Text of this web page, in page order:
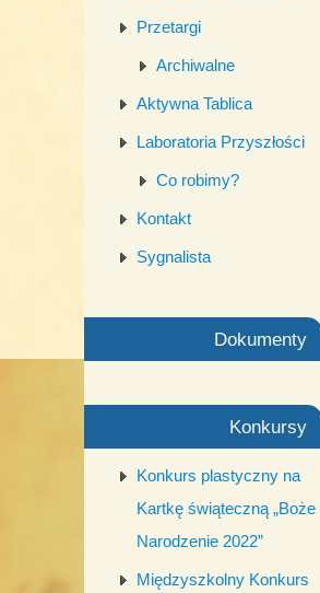
Przetargi
Archiwalne
Aktywna Tablica
Laboratoria Przyszłości
Co robimy?
Kontakt
Sygnalista
Dokumenty
Konkursy
Konkurs plastyczny na
Kartkę świąteczną „Boże
Narodzenie 2022”
Międzyszkolny Konkurs